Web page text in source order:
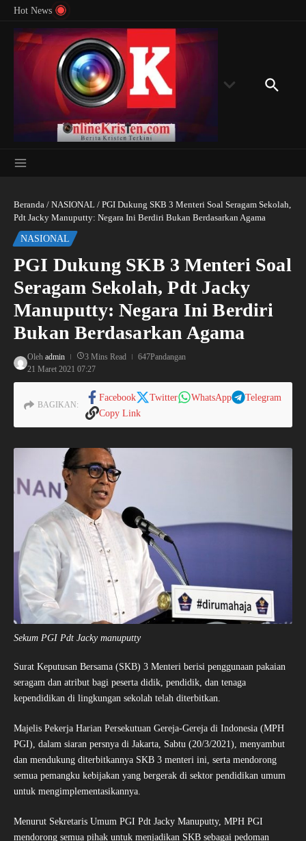
Lewati ke konten
Hot News
Beranda / NASIONAL / PGI Dukung SKB 3 Menteri Soal Seragam Sekolah,
Pdt Jacky Manuputty: Negara Ini Berdiri Bukan Berdasarkan Agama
NASIONAL
PGI Dukung SKB 3 Menteri Soal
Seragam Sekolah, Pdt Jacky
Manuputty: Negara Ini Berdiri
Bukan Berdasarkan Agama
Oleh admin 3 Mins Read
647Pandangan
21 Maret 2021 07:27
BAGIKAN:
Facebook Twitter WhatsApp
Telegram
Copy Link
Sekum PGI Pdt Jacky manuputty
Surat Keputusan Bersama (SKB) 3 Menteri berisi penggunaan pakaian
seragam dan atribut bagi peserta didik, pendidik, dan tenaga
kependidikan di lingkungan sekolah telah diterbitkan.
Majelis Pekerja Harian Persekutuan Gereja-Gereja di Indonesia (MPH
PGI), dalam siaran persnya di Jakarta, Sabtu (20/3/2021), menyambut
dan mendukung diterbitkannya SKB 3 menteri ini, serta mendorong
semua pemangku kebijakan yang bergerak di sektor pendidikan umum
untuk mengimplementasikannya.
Menurut Sekretaris Umum PGI Pdt Jacky Manuputty, MPH PGI
mendorong semua pihak untuk menjadikan SKB sebagai pedoman